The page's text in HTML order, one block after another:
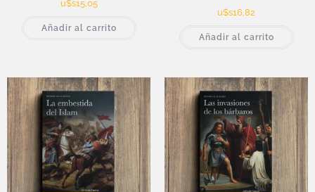
u$s15,05
Añadir al carrito
u$s16,82
Añadir al carrito